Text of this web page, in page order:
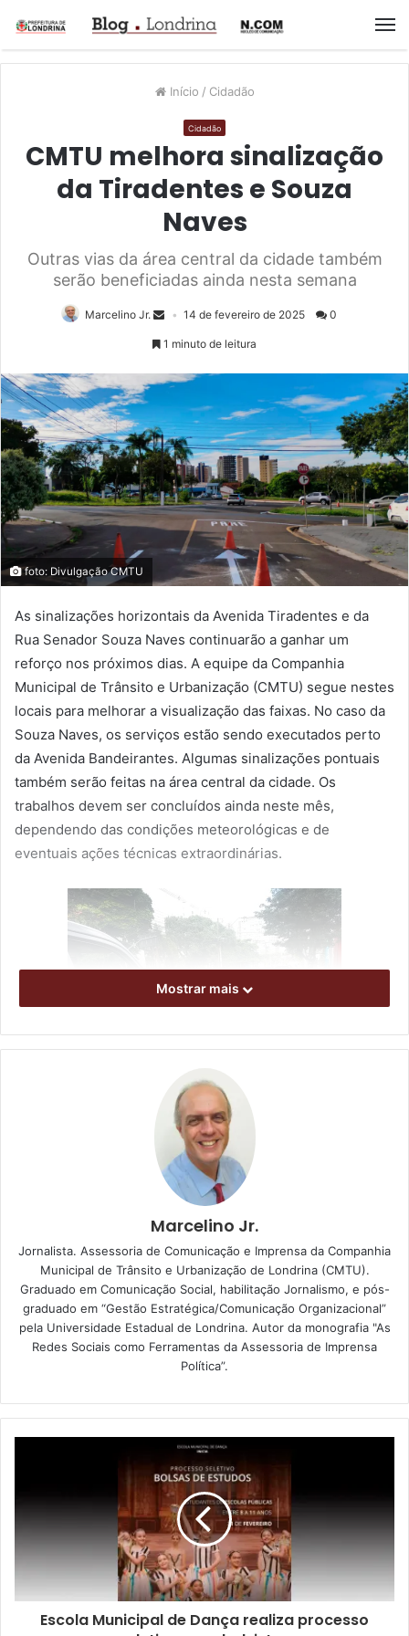
Início / Cidadão
Cidadão
CMTU melhora sinalização
da Tiradentes e Souza
Naves
Outras vias da área central da cidade também
serão beneficiadas ainda nesta semana
Marcelino Jr. 14 de fevereiro de 2025 0
1 minuto de leitura
foto: Divulgação CMTU
As sinalizações horizontais da Avenida Tiradentes e da
Rua Senador Souza Naves continuarão a ganhar um
reforço nos próximos dias. A equipe da Companhia
Municipal de Trânsito e Urbanização (CMTU) segue nestes
locais para melhorar a visualização das faixas. No caso da
Souza Naves, os serviços estão sendo executados perto
da Avenida Bandeirantes. Algumas sinalizações pontuais
também serão feitas na área central da cidade. Os
trabalhos devem ser concluídos ainda neste mês,
dependendo das condições meteorológicas e de
eventuais ações técnicas extraordinárias.
Fiscalização e orientação
Além das melhorias na sinalização de vias da área central,
na tarde do próximo sábado (15), a CMTU também estará
orientando e fiscalizando o trânsito durante o jogo do
Londrina Esporte Clube contra o Atlético Paranaense, no
Estádio do Café.
domingos e feriados, parte das vias do entorno do Lago
fazendo orientações especiais durante o lançamento do
Projeto Norte do Paraná da Companhia Paranaense de
Gás (Compagas), na próxima quinta-feira (20), na Avenida
Fernando Cerqueira César Coimbra, ao lado da Empresa
Cacique Café Solúvel, na zona oeste. O evento trata da
entrega da primeira fase das obras da rede de gás
canalizada de Londrina.
Mostrar mais
Marcelino Jr.
Jornalista. Assessoria de Comunicação e Imprensa da Companhia
Municipal de Trânsito e Urbanização de Londrina (CMTU).
Graduado em Comunicação Social, habilitação Jornalismo, e pós-
graduado em “Gestão Estratégica/Comunicação Organizacional”
pela Universidade Estadual de Londrina. Autor da monografia "As
Redes Sociais como Ferramentas da Assessoria de Imprensa
Política”.
Escola Municipal de Dança realiza processo